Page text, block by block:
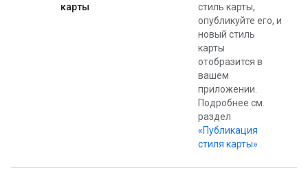
карты
стиль карты,
опубликуйте его, и
новый стиль
карты
отобразится в
вашем
приложении.
Подробнее см.
раздел
«Публикация
стиля карты»